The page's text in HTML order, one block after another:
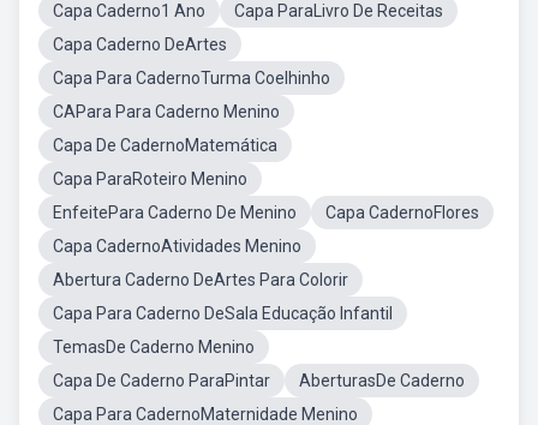
Capa Caderno1 Ano
Capa ParaLivro De Receitas
Capa Caderno DeArtes
Capa Para CadernoTurma Coelhinho
CAPara Para Caderno Menino
Capa De CadernoMatemática
Capa ParaRoteiro Menino
EnfeitePara Caderno De Menino
Capa CadernoFlores
Capa CadernoAtividades Menino
Abertura Caderno DeArtes Para Colorir
Capa Para Caderno DeSala Educação Infantil
TemasDe Caderno Menino
Capa De Caderno ParaPintar
AberturasDe Caderno
Capa Para CadernoMaternidade Menino